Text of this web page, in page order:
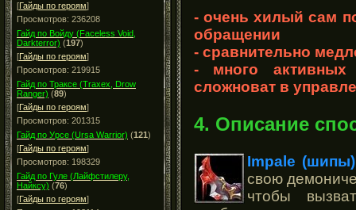
[Гайды по героям]
Просмотров: 236208
Гайд по Войду (Faceless Void,
Darkterror) (197)
[Гайды по героям]
Просмотров: 219915
Гайд по Траксе (Traxex, Drow
Ranger) (89)
[Гайды по героям]
Просмотров: 201315
Гайд по Урсе (Ursa Warrior) (121)
[Гайды по героям]
Просмотров: 198329
Гайд по Гуле (Лайфстилеру,
Найксу) (76)
[Гайды по героям]
- очень хилый сам
обращении
- сравнительно
- много активных
сложноват в
4. Описание
Impale (шипы)
свою
чтобы